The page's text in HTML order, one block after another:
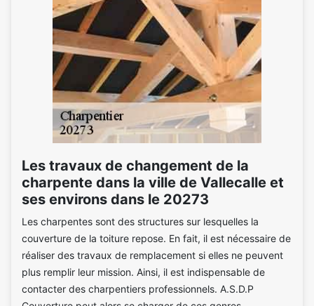
Les travaux de changement de la
charpente dans la ville de Vallecalle et
ses environs dans le 20273
Les charpentes sont des structures sur lesquelles la
couverture de la toiture repose. En fait, il est nécessaire de
réaliser des travaux de remplacement si elles ne peuvent
plus remplir leur mission. Ainsi, il est indispensable de
contacter des charpentiers professionnels. A.S.D.P